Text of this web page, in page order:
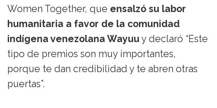
Women Together, que ensalzó su labor
humanitaria a favor de la comunidad
indígena venezolana Wayuu y declaró “Este
tipo de premios son muy importantes,
porque te dan credibilidad y te abren otras
puertas”.